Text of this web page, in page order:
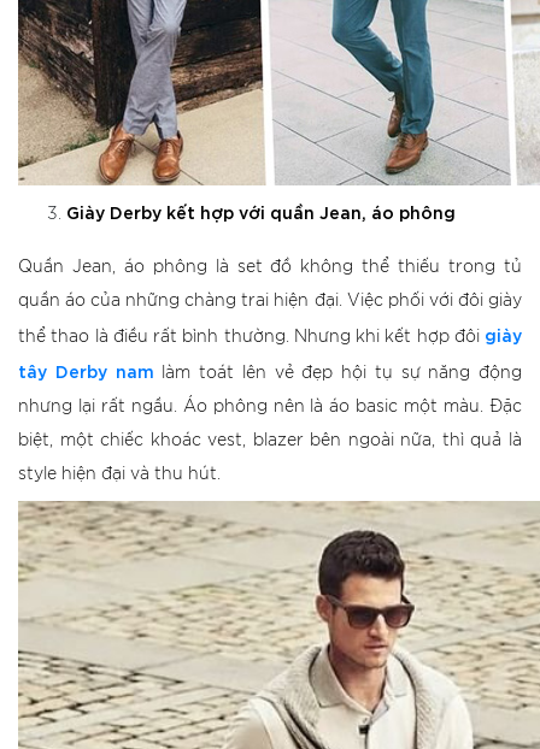
Giày Derby kết hợp với quần Jean, áo phông
Quần Jean, áo phông là set đồ không thể thiếu trong tủ
quần áo của những chàng trai hiện đại. Việc phối với đôi giày
thể thao là điều rất bình thường. Nhưng khi kết hợp đôi giày
tây Derby nam
làm toát lên vẻ đẹp hội tụ sự năng động
nhưng lại rất ngầu. Áo phông nên là áo basic một màu. Đặc
biệt, một chiếc khoác vest, blazer bên ngoài nữa, thì quả là
style hiện đại và thu hút.